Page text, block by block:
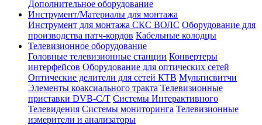
Дополнительное оборудование
Инструмент/Материалы для монтажа
Инструмент для монтажа СКС ВОЛС Оборудование для
производства патч-кордов Кабельные колодцы
Телевизионное оборудование
Головные телевизионные станции Конвертеры
интерфейсов Оборудование для оптических сетей
Оптические делители для сетей КТВ Мультисвитчи
Элементы коаксиального тракта Телевизионные
приставки DVB-C/T Системы Интерактивного
Телевидения Системы мониторинга Телевизионные
измерители и анализаторы